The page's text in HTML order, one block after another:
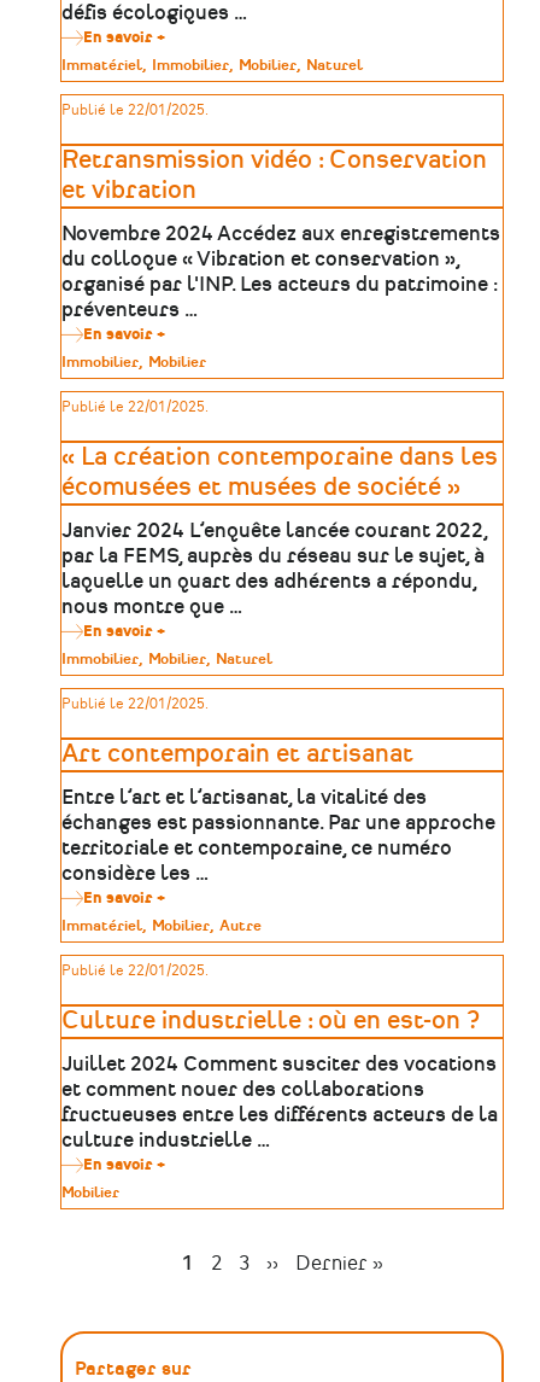
défis écologiques …
En savoir +
Nouveaux
récits
des
écomusées
musées
de
société
-
issues
des
rencontres
professionnelles
de
2024
Type
de
patrimoine
Immatériel Immobilier Mobilier Naturel
Publié le 22/01/2025.
Retransmission vidéo : Conservation
et vibration
Novembre 2024 Accédez aux enregistrements
du colloque « Vibration et conservation »,
organisé par l'INP. Les acteurs du patrimoine :
préventeurs …
En savoir +
Retransmission
vidéo
:
Conservation
vibration
Type
de
patrimoine
Immobilier Mobilier
Publié le 22/01/2025.
« La création contemporaine dans les
écomusées et musées de société »
Janvier 2024 L’enquête lancée courant 2022,
par la FEMS, auprès du réseau sur le sujet, à
laquelle un quart des adhérents a répondu,
nous montre que …
En savoir +
«
La
création
contemporaine
les
écomusées
et
musées
société
»
Type
de
patrimoine
Immobilier Mobilier Naturel
Publié le 22/01/2025.
Art contemporain et artisanat
Entre l’art et l’artisanat, la vitalité des
échanges est passionnante. Par une approche
territoriale et contemporaine, ce numéro
considère les …
En savoir +
Art
contemporain
et
artisanat
Type
de
patrimoine
Immatériel Mobilier Autre
Publié le 22/01/2025.
Culture industrielle : où en est-on ?
Juillet 2024 Comment susciter des vocations
et comment nouer des collaborations
fructueuses entre les différents acteurs de la
culture industrielle …
En savoir +
est-
Type
de
Mobilier
Page
1 Page
2 Page
3
Page
››
Dernière
Dernier »
Partager sur